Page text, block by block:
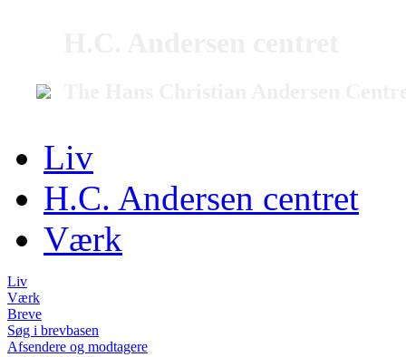
Liv
H.C. Andersen centret
Værk
Liv
Værk
Breve
Søg i brevbasen
Afsendere og modtagere